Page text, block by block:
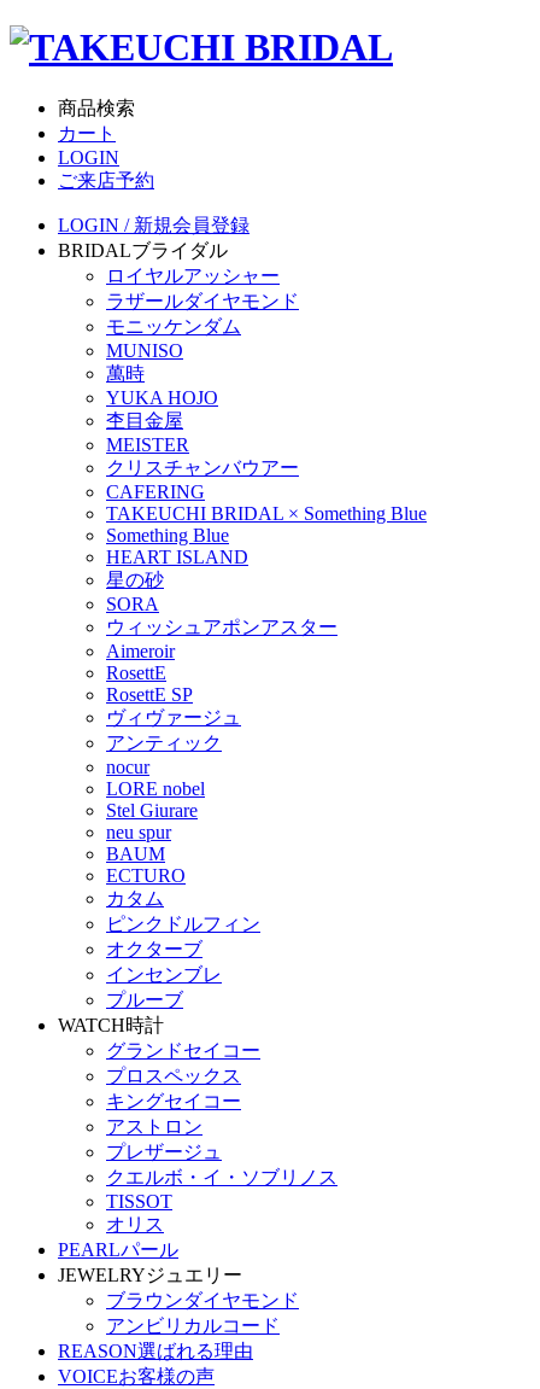
商品検索
カート
LOGIN
ご来店予約
LOGIN / 新規会員登録
BRIDALブライダル
ロイヤルアッシャー
ラザールダイヤモンド
モニッケンダム
MUNISO
萬時
YUKA HOJO
杢目金屋
MEISTER
クリスチャンバウアー
CAFERING
TAKEUCHI BRIDAL × Something Blue
Something Blue
HEART ISLAND
星の砂
SORA
ウィッシュアポンアスター
Aimeroir
RosettE
RosettE SP
ヴィヴァージュ
アンティック
nocur
LORE nobel
Stel Giurare
neu spur
BAUM
ECTURO
カタム
ピンクドルフィン
オクターブ
インセンブレ
プルーブ
WATCH時計
グランドセイコー
プロスペックス
キングセイコー
アストロン
プレザージュ
クエルボ・イ・ソブリノス
TISSOT
オリス
PEARLパール
JEWELRYジュエリー
ブラウンダイヤモンド
アンビリカルコード
REASON選ばれる理由
VOICEお客様の声